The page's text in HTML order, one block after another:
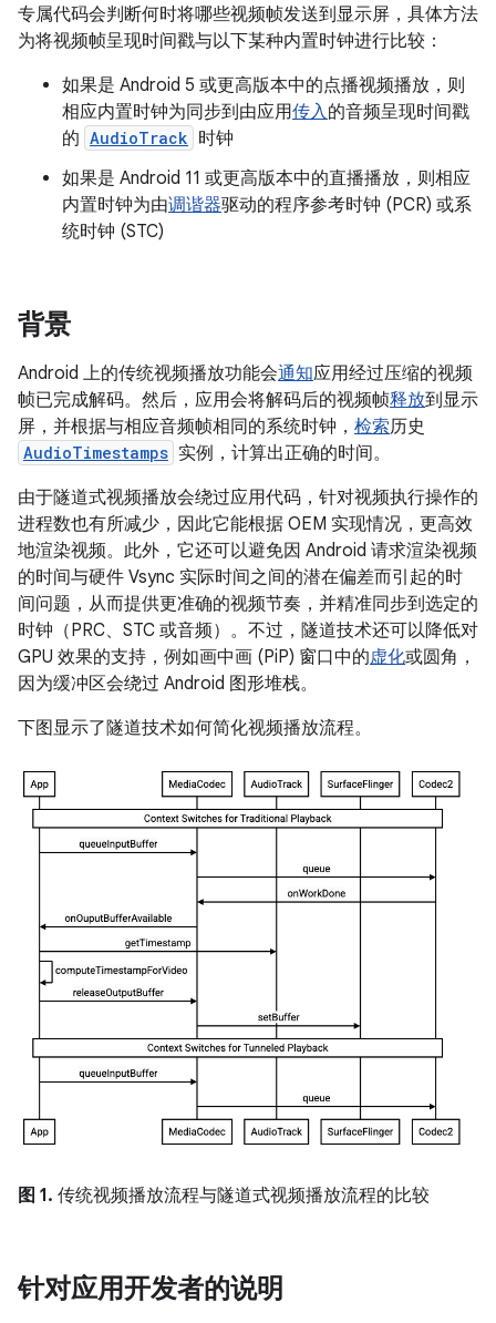
专属代码会判断何时将哪些视频帧发送到显示屏，具体方法
为将视频帧呈现时间戳与以下某种内置时钟进行比较：
如果是 Android 5 或更高版本中的点播视频播放，则
相应内置时钟为同步到由应用传入的音频呈现时间戳
的 AudioTrack 时钟
如果是 Android 11 或更高版本中的直播播放，则相应
内置时钟为由调谐器驱动的程序参考时钟 (PCR) 或系
统时钟 (STC)
背景
Android 上的传统视频播放功能会通知应用经过压缩的视频
帧已完成解码。然后，应用会将解码后的视频帧释放到显示
屏，并根据与相应音频帧相同的系统时钟， 检索历史
AudioTimestamps 实例，计算出正确的时间。
由于隧道式视频播放会绕过应用代码，针对视频执行操作的
进程数也有所减少，因此它能根据 OEM 实现情况，更高效
地渲染视频。此外，它还可以避免因 Android 请求渲染视频
的时间与硬件 Vsync 实际时间之间的潜在偏差而引起的时
间问题，从而提供更准确的视频节奏，并精准同步到选定的
时钟（PRC、STC 或音频）。不过，隧道技术还可以降低对
GPU 效果的支持，例如画中画 (PiP) 窗口中的虚化或圆角，
因为缓冲区会绕过 Android 图形堆栈。
下图显示了隧道技术如何简化视频播放流程。
图 1. 传统视频播放流程与隧道式视频播放流程的比较
针对应用开发者的说明